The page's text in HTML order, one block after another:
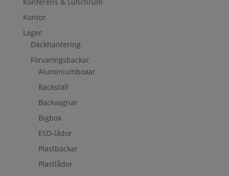
Kontor
Lager
Däckhantering
Förvaringsbackar
Aluminiumboxar
Backställ
Backvagnar
Bigbox
ESD-lådor
Plastbackar
Plastlådor